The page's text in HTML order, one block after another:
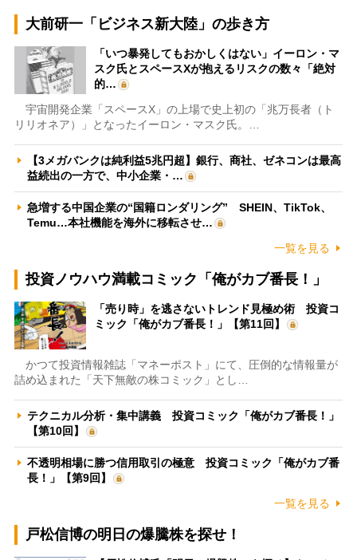
大前研一「ビジネス新大陸」の歩き方
「いつ暴発してもおかしくはない」イーロン・マ
スク氏とスペースXが抱えるリスクの数々「絶対
的…
宇宙開発企業「スペースX」の上場で史上初の「兆万長者（ト
リリオネア）」となったイーロン・マスク氏。…
【3メガバンクは純利益5兆円超】銀行、商社、ゼネコンは最高
益続出の一方で、中小企業・…
急増する中国企業の“国籍ロンダリング” SHEIN、TikTok、
Temu…本社機能を海外に移転させ…
一覧を見る
投資ノウハウ満載コミック「俺がカブ番長！」
「売り時」を逃さないトレンド見極め術 投資コ
ミック「俺がカブ番長！」【第11回】
かつて投資情報雑誌「マネーポスト」にて、圧倒的な情報量が
詰め込まれた「天下無敵の株コミック」とし…
テクニカル分析・集中講義 投資コミック「俺がカブ番長！」
【第10回】
不透明相場に勝つ信用取引の極意 投資コミック「俺がカブ番
長！」【第9回】
一覧を見る
戸松信博の明日の爆騰株を探せ！